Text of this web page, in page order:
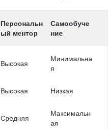
Персональн
ый ментор
Самообуче
ние
Высокая
Минимальна
я
Высокая Низкая
Средняя
Максимальн
ая